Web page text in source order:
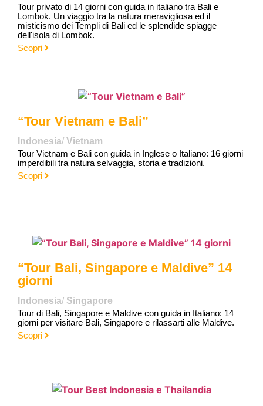
Tour privato di 14 giorni con guida in italiano tra Bali e
Lombok. Un viaggio tra la natura meravigliosa ed il
misticismo dei Templi di Bali ed le splendide spiagge
dell'isola di Lombok.
Scopri
“Tour Vietnam e Bali”
Indonesia/ Vietnam
Tour Vietnam e Bali con guida in Inglese o Italiano: 16 giorni
imperdibili tra natura selvaggia, storia e tradizioni.
Scopri
“Tour Bali, Singapore e Maldive” 14
giorni
Indonesia/ Singapore
Tour di Bali, Singapore e Maldive con guida in Italiano: 14
giorni per visitare Bali, Singapore e rilassarti alle Maldive.
Scopri